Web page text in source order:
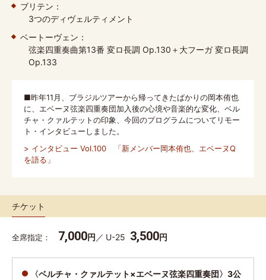
ブリテン：
3つのディヴェルティメント
ベートーヴェン：
弦楽四重奏曲第13番 変ロ長調 Op.130＋大フーガ 変ロ長調
Op.133
■昨年11月、ブラジルツアーから帰ってきたばかりの岡本侑也
に、エベーヌ弦楽四重奏団加入後の心境や音楽的な変化、ベル
チャ・クァルテットの印象、今回のプログラムについてリモー
ト・インタビューしました。
> インタビュー Vol.100 「新メンバー岡本侑也、エベーヌQ
を語る」
チケット
全席指定 7,000円 U-25 3,500円
〈ベルチャ・クァルテット×エベーヌ弦楽四重奏団〉3公